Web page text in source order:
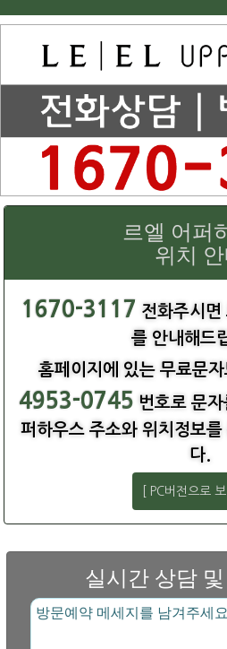
르엘 어퍼
위치
1670-3117 전화주시면
를 안내해드
홈페이지에 있는 무료문
4953-0745 번호로 문
퍼하우스 주소와 위치정보를
다.
[ PC버전으로 보
실시간 상담